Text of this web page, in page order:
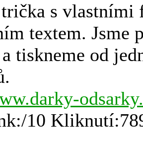
s vlastními
textem. Jsme
tiskneme od
10